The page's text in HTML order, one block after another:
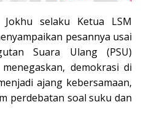
Jokhu selaku Ketua LSM
pesannya usai
Suara Ulang (PSU)
demokrasi di
ajang kebersamaan,
perdebatan soal suku dan